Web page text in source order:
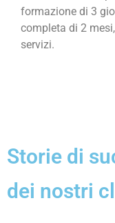
formazione di 3
completa di 2
servizi.
Storie di
dei nostri